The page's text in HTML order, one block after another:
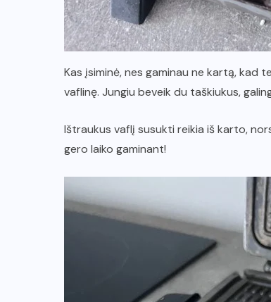
Kas įsiminė, nes gaminau ne kartą,
vaflinę. Jungiu beveik du taškiukus,
Ištraukus vaflį susukti reikia iš karto,
gero laiko gaminant!